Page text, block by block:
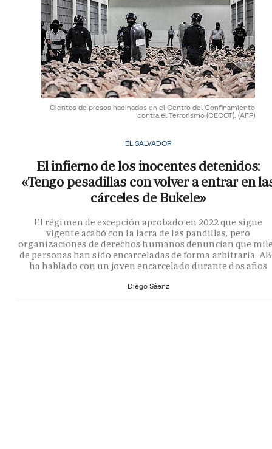
Cientos de presos hacinados en el Centro del Confinamiento
contra el Terrorismo (CECOT). (AFP)
EL SALVADOR
El infierno de los inocentes detenidos:
«Tengo pesadillas con volver a entrar en
cárceles de Bukele»
El régimen de excepción aprobado en 2022 que sigue
vigente acabó con la lacra de las pandillas, pero
organizaciones de derechos humanos denuncian que
de personas han sido encarceladas de forma arbitraria.
ha hablado con un joven encarcelado durante dos años
Diego Sáenz